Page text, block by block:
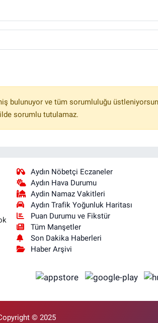
bulunuyor ve tüm sorumluluğu
sorumlu tutulamaz.
Aydın Nöbetçi Eczaneler
Aydın Hava Durumu
Aydin Namaz Vakitleri
Aydın Trafik Yoğunluk Haritası
Puan Durumu ve Fikstür
Tüm Manşetler
Son Dakika Haberleri
Haber Arşivi
© 2025